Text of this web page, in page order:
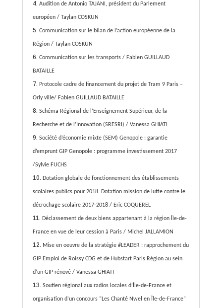
Audition de Antonio TAJANI, président du Parlement
européen / Taylan COSKUN
Communication sur le bilan de l’action européenne de la
Région / Taylan COSKUN
Communication sur les transports / Fabien GUILLAUD
BATAILLE
Protocole cadre de financement du projet de Tram 9 Paris –
Orly ville/ Fabien GUILLAUD BATAILLE
Schéma Régional de l’Enseignement Supérieur, de la
Recherche et de l’Innovation (SRESRI) / Vanessa GHIATI
Société d’économie mixte (SEM) Genopole : garantie
d’emprunt GIP Genopole : programme investissement 2017
/Sylvie FUCHS
Dotation globale de fonctionnement des établissements
scolaires publics pour 2018. Dotation mission de lutte contre le
décrochage scolaire 2017-2018 / Eric COQUEREL
Déclassement de deux biens appartenant à la région Île-de-
France en vue de leur cession à Paris / Michel JALLAMION
Mise en oeuvre de la stratégie #LEADER : rapprochement du
GIP Emploi de Roissy CDG et de Hubstart Paris Région au sein
d’un GIP rénové / Vanessa GHIATI
Soutien régional aux radios locales d’Île-de-France et
organisation d’un concours “Les Chanté Nwel en Île-de-France”